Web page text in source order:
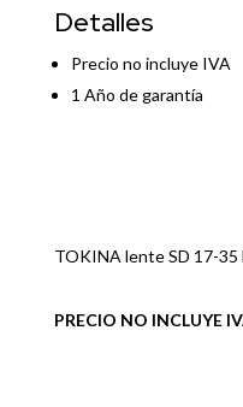
F4
cantidad
Detalles
Precio no incluye IVA
1 Año de garantía
TOKINA lente SD 17-35
PRECIO NO INCLUYE